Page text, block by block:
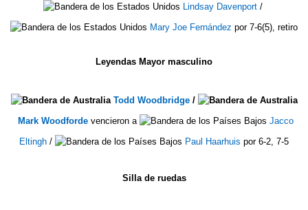
Lindsay Davenport/
Mary Joe Fernández por 7-6(5), retiro
Leyendas Mayor masculino
Todd Woodbridge/
Mark Woodfordevencieron a
Jacco
Eltingh / Paul Haarhuis por 6-2, 7-5
Silla de ruedas